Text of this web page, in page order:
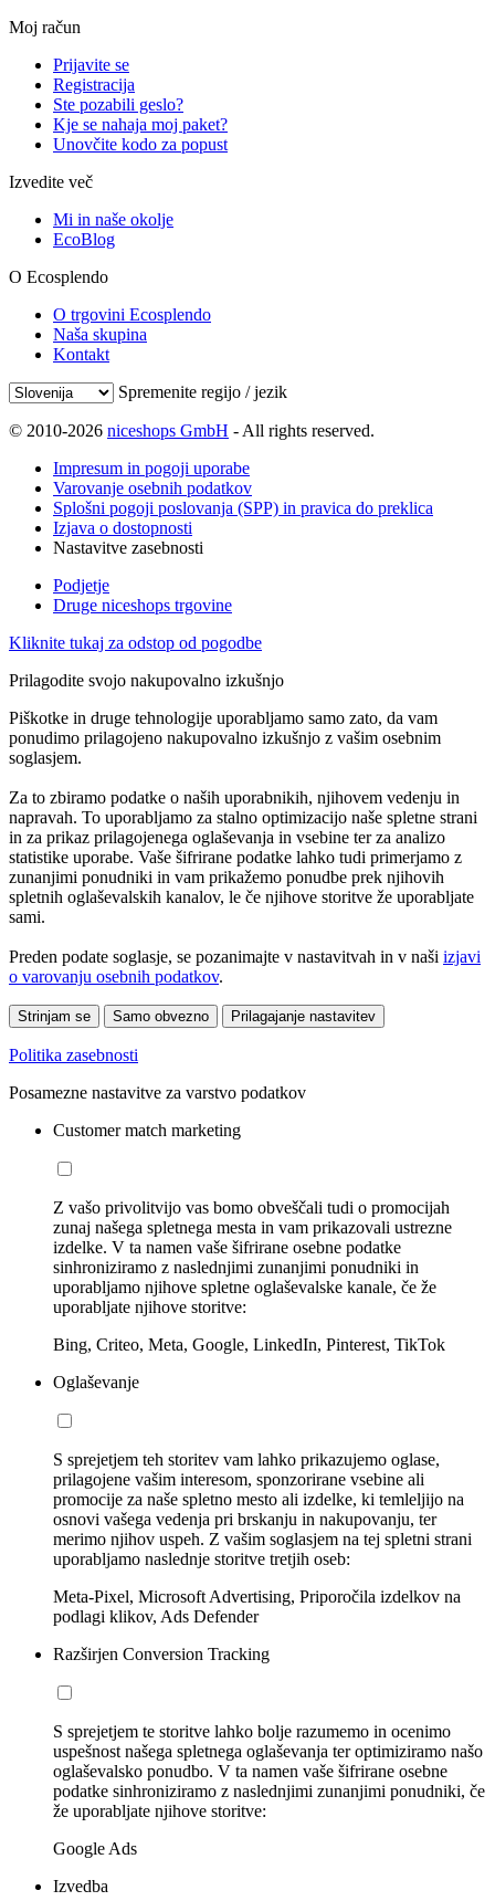
Moj račun
Prijavite se
Registracija
Ste pozabili geslo?
Kje se nahaja moj paket?
Unovčite kodo za popust
Izvedite več
Mi in naše okolje
EcoBlog
O Ecosplendo
O trgovini Ecosplendo
Naša skupina
Kontakt
Spremenite regijo / jezik
© 2010-2026 niceshops GmbH - All rights reserved.
Impresum in pogoji uporabe
Varovanje osebnih podatkov
Splošni pogoji poslovanja (SPP) in pravica do preklica
Izjava o dostopnosti
Nastavitve zasebnosti
Podjetje
Druge niceshops trgovine
Kliknite tukaj za odstop od pogodbe
Prilagodite svojo nakupovalno izkušnjo
Piškotke in druge tehnologije uporabljamo samo zato, da vam
ponudimo prilagojeno nakupovalno izkušnjo z vašim osebnim
soglasjem.
Za to zbiramo podatke o naših uporabnikih, njihovem vedenju in
napravah. To uporabljamo za stalno optimizacijo naše spletne strani
in za prikaz prilagojenega oglaševanja in vsebine ter za analizo
statistike uporabe. Vaše šifrirane podatke lahko tudi primerjamo z
zunanjimi ponudniki in vam prikažemo ponudbe prek njihovih
spletnih oglaševalskih kanalov, le če njihove storitve že uporabljate
sami.
Preden podate soglasje, se pozanimajte v nastavitvah in v naši izjavi
o varovanju osebnih podatkov.
Strinjam se Samo obvezno Prilagajanje nastavitev
Politika zasebnosti
Posamezne nastavitve za varstvo podatkov
Customer match marketing
Z vašo privolitvijo vas bomo obveščali tudi o promocijah
zunaj našega spletnega mesta in vam prikazovali ustrezne
izdelke. V ta namen vaše šifrirane osebne podatke
sinhroniziramo z naslednjimi zunanjimi ponudniki in
uporabljamo njihove spletne oglaševalske kanale, če že
uporabljate njihove storitve:
Bing, Criteo, Meta, Google, LinkedIn, Pinterest, TikTok
Oglaševanje
S sprejetjem teh storitev vam lahko prikazujemo oglase,
prilagojene vašim interesom, sponzorirane vsebine ali
promocije za naše spletno mesto ali izdelke, ki temleljijo na
osnovi vašega vedenja pri brskanju in nakupovanju, ter
merimo njihov uspeh. Z vašim soglasjem na tej spletni strani
uporabljamo naslednje storitve tretjih oseb:
Meta-Pixel, Microsoft Advertising, Priporočila izdelkov na
podlagi klikov, Ads Defender
Razširjen Conversion Tracking
S sprejetjem te storitve lahko bolje razumemo in ocenimo
uspešnost našega spletnega oglaševanja ter optimiziramo našo
oglaševalsko ponudbo. V ta namen vaše šifrirane osebne
podatke sinhroniziramo z naslednjimi zunanjimi ponudniki, če
že uporabljate njihove storitve:
Google Ads
Izvedba